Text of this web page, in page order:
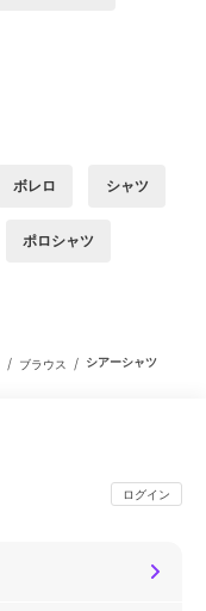
ボレロ シャツ
ポロシャツ
/ ブラウス / シアーシャツ
ログイン